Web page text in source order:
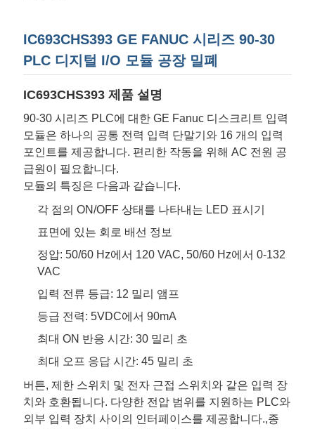
SITEMAP
IC693CHS393 GE FANUC 시리즈 90-30
PLC 디지털 I/O 모듈 공장 밀폐
IC693CHS393 제품 설명
90-30 시리즈 PLC에 대한 GE Fanuc 디스크리트 입력
모듈은 하나의 공통 전력 입력 단말기와 16 개의 입력
포인트를 제공합니다. 편리한 작동을 위해 AC 전원 공
급원이 필요합니다.
모듈의 특징은 다음과 같습니다.
각 점의 ON/OFF 상태를 나타내는 LED 표시기
표면에 있는 회로 배선 정보
정압: 50/60 Hz에서 120 VAC, 50/60 Hz에서 0-132
VAC
입력 전류 등급: 12 밀리 앰프
등급 전력: 5VDC에서 90mA
최대 ON 반응 시간: 30 밀리 초
최대 오프 응답 시간: 45 밀리 초
버튼, 제한 스위치 및 전자 근접 스위치와 같은 입력 장
치와 호환됩니다. 다양한 전압 범위를 지원하는 PLC와
외부 입력 장치 사이의 인터페이스를 제공합니다.,종